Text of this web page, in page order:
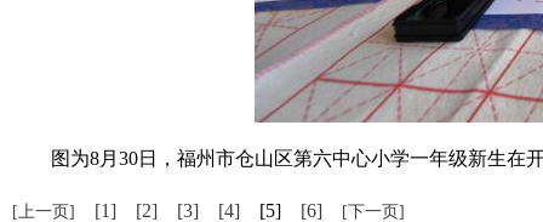
图为8月30日，福州市仓山区第六中心小学一年级新生在
[上一页] [1] [2] [3] [4] [5] [6] [下一页]